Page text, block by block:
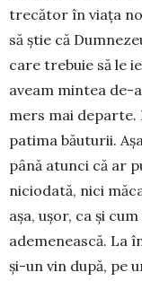
trecător în viața
să știe că
care trebuie să le
aveam mintea de-
mers mai
patima băuturii.
până atunci că ar
niciodată, nici
așa, ușor, ca și
ademenească. La
și-un vin după, pe